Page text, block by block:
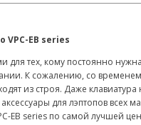
VPC-EB series
тех, кому постоянно
К сожалению, со
из строя. Даже клавиатура
для лэптопов всех
EB series по самой лучшей